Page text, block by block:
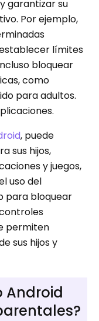
garantizar su
Por ejemplo,
límites
bloquear
como
para adultos.
, puede
sus hijos,
y juegos,
uso del
para bloquear
permiten
sus hijos y
Android